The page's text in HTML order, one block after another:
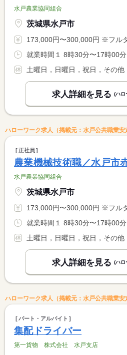
水戸農業協同組合
茨城県水戸市
173,000円〜300,000円 ※フルタイム求人の場合は月額（換算額）、
就業時間１ 8時30分〜17時00分
土曜日，日曜日，祝日，その他
求人詳細を見る (ハロ
ハローワーク求人（掲載元：水戸公共職業安
正社員
農業機械技術職／水戸市
水戸農業協同組合
茨城県水戸市
173,000円〜300,000円 ※フルタイム求人の場合は月額（換算額）、
就業時間１ 8時30分〜17時00分
土曜日，日曜日，祝日，その他
求人詳細を見る (ハロ
ハローワーク求人（掲載元：水戸公共職業安
パート・アルバイト
集配ドライバー
第一貨物 株式会社 水戸支店